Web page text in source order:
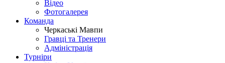
Відео
Фотогалерея
Команда
Черкаські Мавпи
Гравці та Тренери
Адміністрація
Турніри